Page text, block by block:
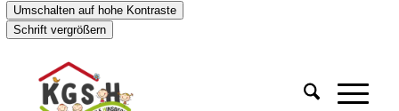
Umschalten auf hohe Kontraste
Schrift vergrößern